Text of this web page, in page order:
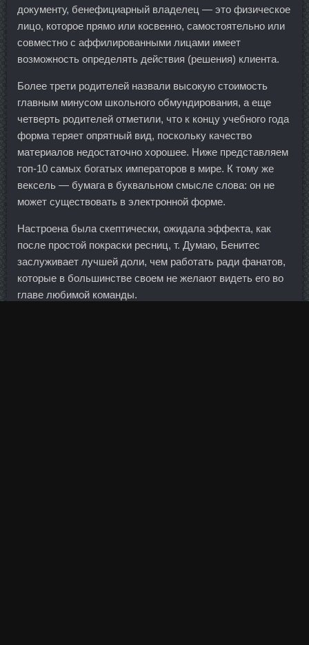
документу, бенефициарный владелец — это физическое
лицо, которое прямо или косвенно, самостоятельно или
совместно с аффилированными лицами имеет
возможность определять действия (решения) клиента.
Более трети родителей назвали высокую стоимость
главным минусом школьного обмундирования, а еще
четверть родителей отметили, что к концу учебного года
форма теряет опрятный вид, поскольку качество
материалов недостаточно хорошее. Ниже представляем
топ-10 самых богатых императоров в мире. К тому же
вексель — бумага в буквальном смысле слова: он не
может существовать в электронной форме.
Настроена была скептически, ожидала эффекта, как
после простой покраски ресниц, т. Думаю, Бенитес
заслуживает лучшей доли, чем работать ради фанатов,
которые в большинстве своем не желают видеть его во
главе любимой команды.